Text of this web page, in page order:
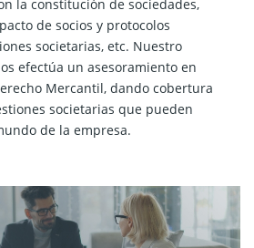
la constitución de sociedades,
de socios y protocolos
societarias, etc. Nuestro
efectúa un asesoramiento en
Mercantil, dando cobertura
societarias que pueden
de la empresa.